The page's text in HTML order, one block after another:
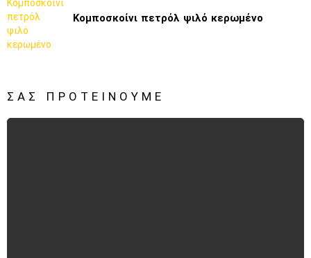
Κομποσκοίνι πετρόλ ψιλό κερωμένο
ΣΑΣ ΠΡΟΤΕΊΝΟΥΜΕ